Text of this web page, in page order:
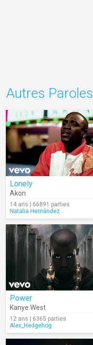
Autres Paroles
Lonely
Akon
14 ans | 66891 parties
Natalia Hernández
Power
Kanye West
12 ans | 6365 parties
Alex_Hedgehog